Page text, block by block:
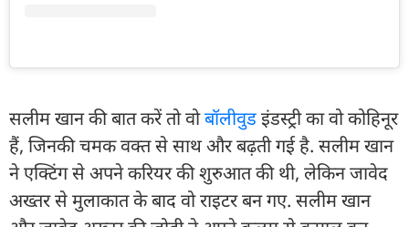
सलीम खान की बात करें तो वोबॉलीवुडइंडस्ट्री का वो कोहिनूर
हैं, जिनकी चमक वक्त से साथ और बढ़ती गई है. सलीम खान
ने एक्टिंग से अपने करियर की शुरुआत की थी, लेकिन जावेद
अख्तर से मुलाकात के बाद वो राइटर बन गए. सलीम खान